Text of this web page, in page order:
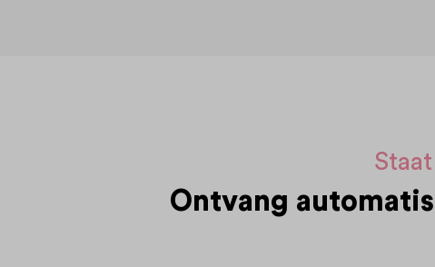
Ontvang